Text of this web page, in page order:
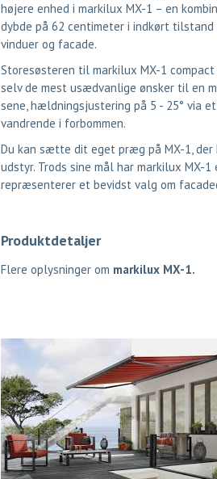
højere enhed i markilux MX-1 – en
dybde på 62 centimeter i indkørt
vinduer og facade.
Storesøsteren til markilux MX-1
selv de mest usædvanlige ønsker til en
sene, hældningsjustering på 5 - 25° via
vandrende i forbommen.
Du kan sætte dit eget præg på MX-1,
udstyr. Trods sine mål har markilux MX-
repræsenterer et bevidst valg om
Produktdetaljer
Flere oplysninger om markilux MX-1.